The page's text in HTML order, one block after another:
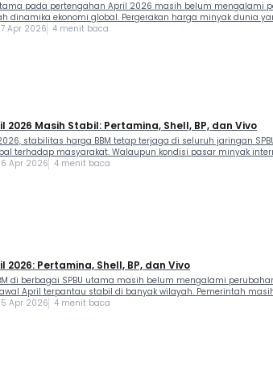
pada pertengahan April 2026 masih belum
dinamika ekonomi global. Pergerakan harga minyak dunia
Apr 2026 4 menit baca
2026 Masih Stabil: Pertamina, Shell, BP, dan Vivo
stabilitas harga BBM tetap terjaga di seluruh jaringan
terhadap masyarakat. Walaupun kondisi pasar minyak
Apr 2026 4 menit baca
2026: Pertamina, Shell, BP, dan Vivo
di berbagai SPBU utama masih belum mengalami
April terpantau stabil di banyak wilayah. Pemerintah
Apr 2026 4 menit baca